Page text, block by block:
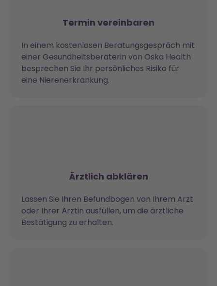
Termin vereinbaren
In einem kostenlosen Beratungsgespräch mit
einer Gesundheitsberaterin von Oska Health
besprechen Sie Ihr persönliches Risiko für
eine Nierenerkrankung.
Ärztlich abklären
Lassen Sie Ihren Befundbogen von Ihrem Arzt
oder Ihrer Ärztin ausfüllen, um die ärztliche
Bestätigung zu erhalten.